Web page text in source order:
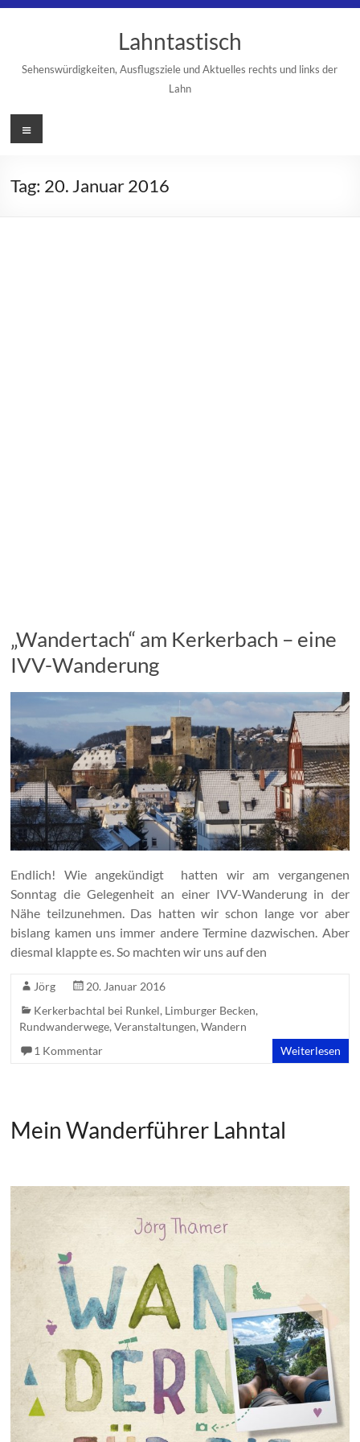
Lahntastisch
Sehenswürdigkeiten, Ausflugsziele und Aktuelles rechts und links der
Lahn
Menü
Tag: 20. Januar 2016
„Wandertach“ am Kerkerbach – eine
IVV-Wanderung
Endlich! Wie angekündigt hatten wir am vergangenen
Sonntag die Gelegenheit an einer IVV-Wanderung in der
Nähe teilzunehmen. Das hatten wir schon lange vor aber
bislang kamen uns immer andere Termine dazwischen. Aber
diesmal klappte es. So machten wir uns auf den
Jörg
20. Januar 2016
Kerkerbachtal bei Runkel, Limburger Becken,
Rundwanderwege,Veranstaltungen,Wandern
1 Kommentar
Weiterlesen
Mein Wanderführer Lahntal